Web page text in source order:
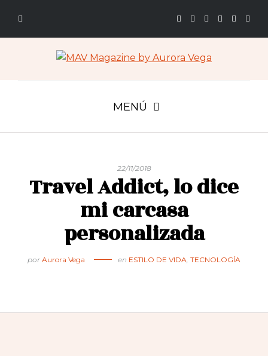
MENÚ
22/11/2018
Travel Addict, lo dice
mi carcasa
personalizada
por Aurora Vega en ESTILO DE VIDA, TECNOLOGÍA